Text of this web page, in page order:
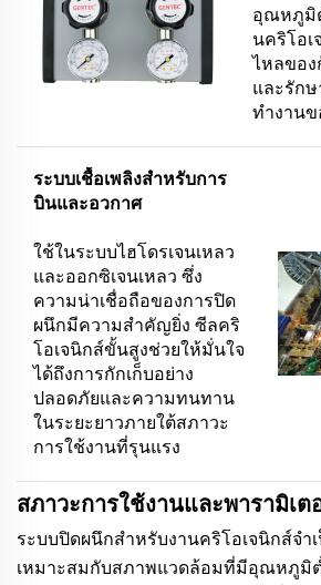
อุณหภูมิ
นคริโอเ
ไหลขอ
และรัก
ทำงานข
ระบบเชื้อเพลิงสำหรับการ
บินและอวกาศ
ใช้ในระบบไฮโดรเจนเหลว
และออกซิเจนเหลว ซึ่ง
ความน่าเชื่อถือของการปิด
ผนึกมีความสำคัญยิ่ง ซีลคริ
โอเจนิกส์ขั้นสูงช่วยให้มั่นใจ
ได้ถึงการกักเก็บอย่าง
ปลอดภัยและความทนทาน
ในระยะยาวภายใต้สภาวะ
การใช้งานที่รุนแรง
สภาวะการใช้งานและพารามิเต
ระบบปิดผนึกสำหรับงานคริโอเจนิกส์จำ
เหมาะสมกับสภาพแวดล้อมที่มีอุณหภูมิ